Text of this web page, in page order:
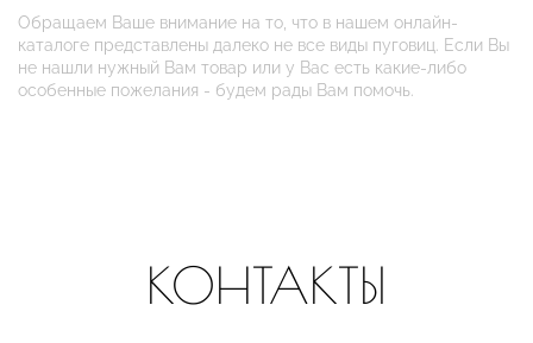
Обращаем Ваше внимание на то, что в нашем онлайн-
каталоге представлены далеко не все виды пуговиц. Если Вы
не нашли нужный Вам товар или у Вас есть какие-либо
особенные пожелания - будем рады Вам помочь.
КОНТАКТЫ